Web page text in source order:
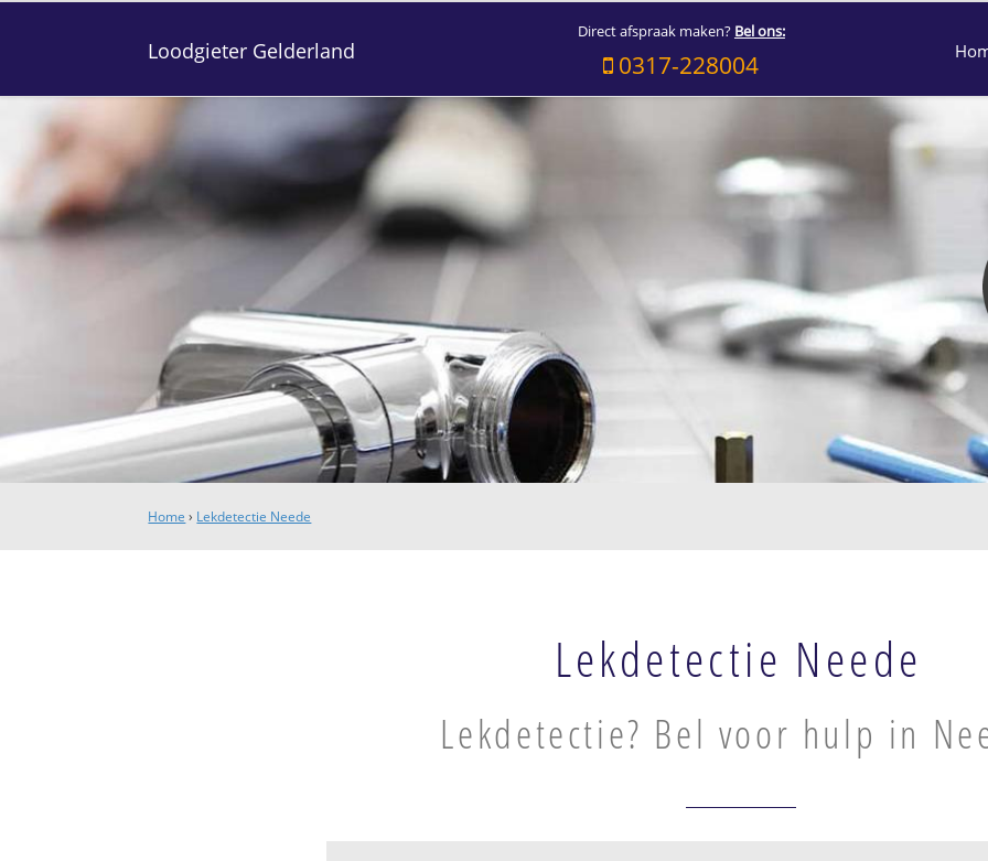
Loodgieter Gelderland
Direct afspraak maken? Bel ons:
0317-228004
Home › Lekdetectie Neede
Lekdetectie Neede
Lekdetectie? Bel voor hulp in